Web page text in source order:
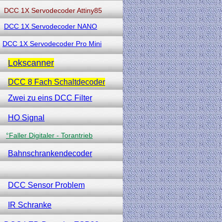
DCC 1X Servodecoder Attiny85
DCC 1X Servodecoder NANO
DCC 1X Servodecoder Pro Mini
Lokscanner
DCC 8 Fach Schaltdecoder
Zwei zu eins DCC Filter
HO Signal
°Faller Digitaler - Torantrieb
Bahnschrankendecoder
DCC Sensor Problem
IR Schranke